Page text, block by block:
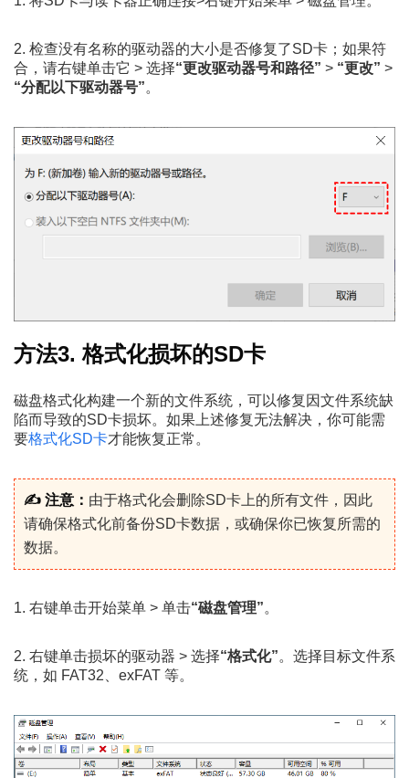
2. 检查没有名称的驱动器的大小是否修复了SD卡；如果符
合，请右键单击它 > 选择“更改驱动器号和路径” > “更改” >
“分配以下驱动器号”。
方法3. 格式化损坏的SD卡
磁盘格式化构建一个新的文件系统，可以修复因文件系统缺
陷而导致的SD卡损坏。如果上述修复无法解决，你可能需
要格式化SD卡才能恢复正常。
✍ 注意： 由于格式化会删除SD卡上的所有文件，因此
请确保格式化前备份SD卡数据，或确保你已恢复所需的
数据。
1. 右键单击开始菜单 > 单击“磁盘管理”。
2. 右键单击损坏的驱动器 > 选择“格式化”。选择目标文件系
统，如 FAT32、exFAT 等。